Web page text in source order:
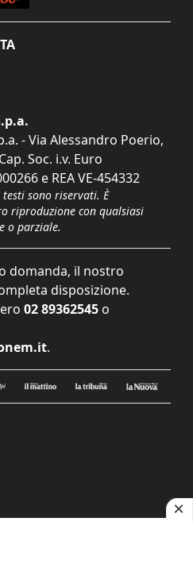
- Via Alessandro Poerio,
Soc. i.v. Euro
e REA VE-454332
sono riservati. È
riproduzione con qualsiasi
o parziale.
domanda, il nostro
disposizione.
02 89362545 o
.